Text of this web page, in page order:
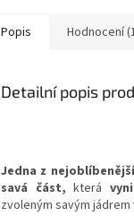
Popis Hodnocení
Detailní popis
Jedna z
savá část, která
zvoleným savým